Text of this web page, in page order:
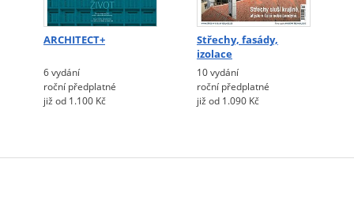
ARCHITECT+
6 vydání
roční předplatné
již od 1.100 Kč
Střechy, fasády,
izolace
10 vydání
roční předplatné
již od 1.090 Kč